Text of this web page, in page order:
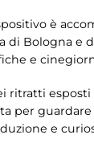
è
di Bologna e
e
ritratti
per
e